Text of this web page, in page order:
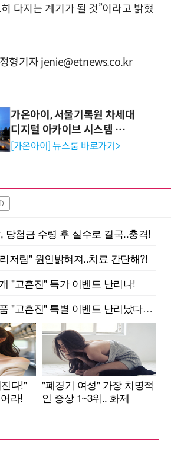
다지는 계기가 될 것”이라고 밝혔
형기자 jenie@etnews.co.kr
가온아이, 서울기록원 차세대
디지털 아카이브 시스템 구축
수행
[가온아이] 뉴스룸 바로가기>